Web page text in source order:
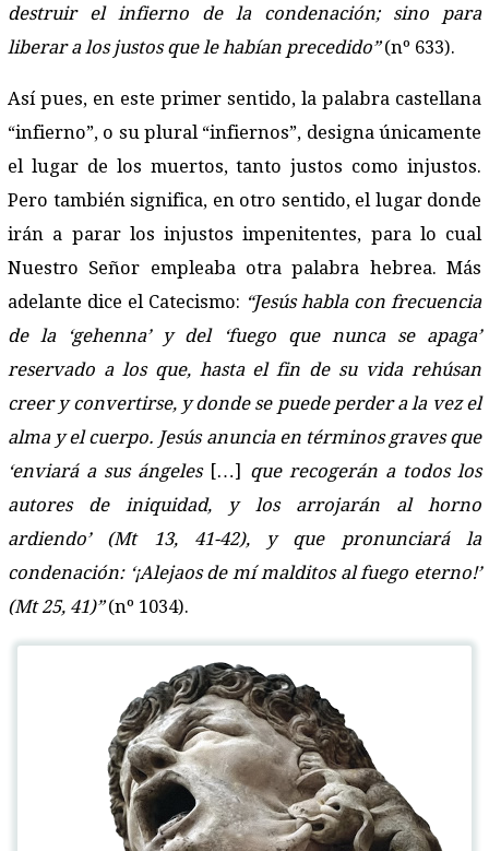
destruir el infierno de la condenación; sino para
liberar a los justos que le habían precedido”(nº 633).
Así pues, en este primer sentido, la palabra castellana
“infierno”, o su plural “infiernos”, designa únicamente
el lugar de los muertos, tanto justos como injustos.
Pero también significa, en otro sentido, el lugar donde
irán a parar los injustos impenitentes, para lo cual
Nuestro Señor empleaba otra palabra hebrea. Más
adelante dice el Catecismo: “Jesús habla con frecuencia
de la ‘gehenna’ y del ‘fuego que nunca se apaga’
reservado a los que, hasta el fin de su vida rehúsan
creer y convertirse, y donde se puede perder a la vez el
alma y el cuerpo. Jesús anuncia en términos graves que
‘enviará a sus ángeles[…]
que recogerán a todos los
autores de iniquidad, y los arrojarán al horno
ardiendo’
(Mt 13, 41-42), y que pronunciará la
condenación: ‘¡Alejaos de mí malditos al fuego eterno!’
(Mt 25, 41)”(nº 1034).